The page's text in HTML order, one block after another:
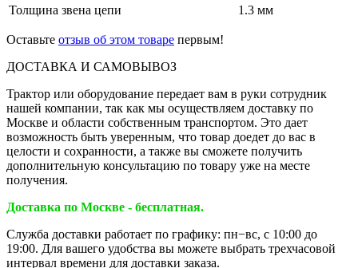
Толщина звена цепи
1.3 мм
Оставьте отзыв об этом товаре первым!
ДОСТАВКА И САМОВЫВОЗ
Трактор или оборудование передает вам в руки сотрудник
нашей компании, так как мы осуществляем доставку по
Москве и области собственным транспортом. Это дает
возможность быть уверенным, что товар доедет до вас в
целости и сохранности, а также вы сможете получить
дополнительную консультацию по товару уже на месте
получения.
Доставка по Москве - бесплатная.
Служба доставки работает по графику: пн−вс, с 10:00 до
19:00. Для вашего удобства вы можете выбрать трехчасовой
интервал времени для доставки заказа.